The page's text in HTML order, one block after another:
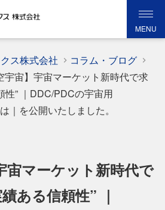
MENU
ス株式会社
コラム・ブログ
宇宙】宇宙マーケット新時代で求
性” ｜DDC/PDCの宇宙用
｜を公開いたしました。
宙マーケット新時代で
ある信頼性” ｜